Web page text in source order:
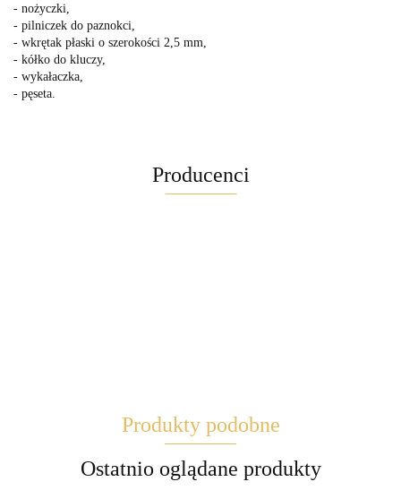
- nożyczki,
- pilniczek do paznokci,
- wkrętak płaski o szerokości 2,5 mm,
- kółko do kluczy,
- wykałaczka,
- pęseta.
Producenci
Brite
Produkty podobne
Ostatnio oglądane produkty